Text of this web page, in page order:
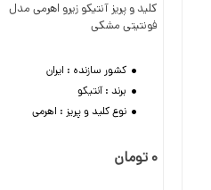
دوست داشتن
کلید و پریز آنتیکو زیرو اهرمی مدل
فونتیتی مشکی
کشور سازنده : ایران
برند : آنتیکو
نوع کلید و پریز : اهرمی
0 تومان